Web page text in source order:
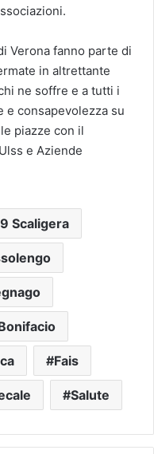
Verona fanno parte di
in altrettante
ne soffre e a tutti i
e consapevolezza su
piazze con il
e Aziende
Scaligera
Fais
Salute